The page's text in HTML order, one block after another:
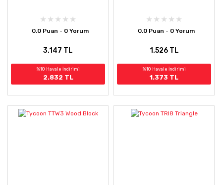
0.0 Puan - 0 Yorum
3.147 TL
%10 Havale İndirimi
2.832 TL
0.0 Puan - 0 Yorum
1.526 TL
%10 Havale İndirimi
1.373 TL